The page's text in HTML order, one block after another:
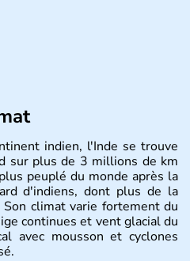
indien, l'Inde se trouve
sur plus de 3 millions de km
peuplé du monde après la
d'indiens, dont plus de la
climat varie fortement du
continues et vent glacial du
avec mousson et cyclones